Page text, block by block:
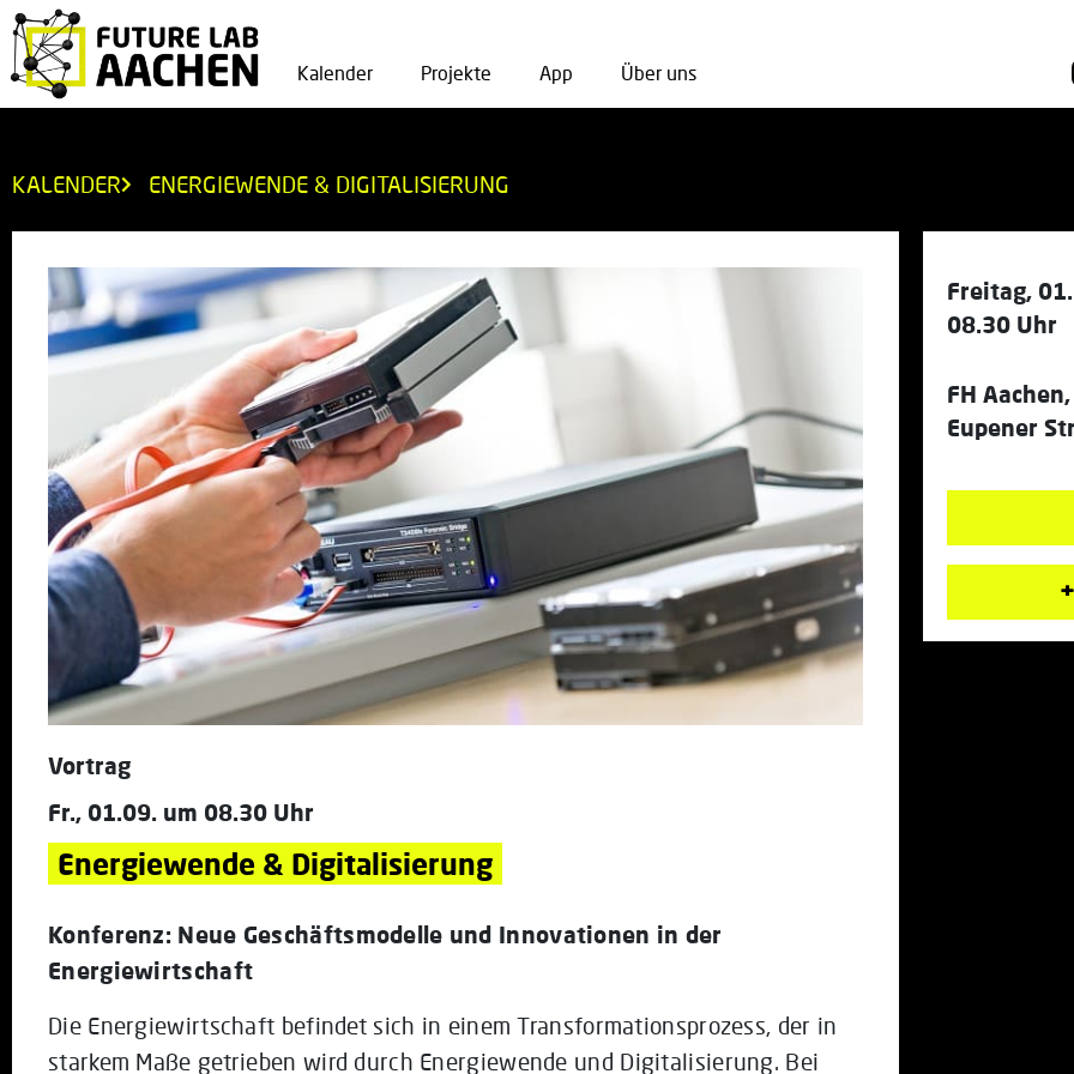
Kalender Projekte App Über uns
KALENDER ENERGIEWENDE & DIGITALISIERUNG
Vortrag
Fr., 01.09. um 08.30 Uhr
Energiewende & Digitalisierung
Konferenz: Neue Geschäftsmodelle und Innovationen in der
Energiewirtschaft
Die Energiewirtschaft befindet sich in einem Transformationsprozess, der in
starkem Maße getrieben wird durch Energiewende und Digitalisierung. Bei
Freitag,
08.30 Uhr
FH
Eupener